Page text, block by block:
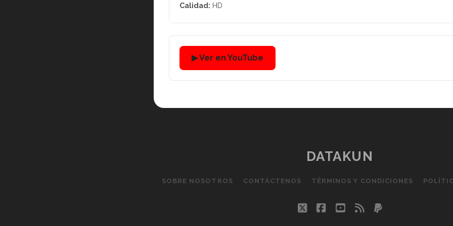
Calidad: HD
▶ Ver en YouTube
DATAKUN
SOBRE NOSOTROS CONTÁCTENOS TÉRMINOS Y CONDICIONES
twitterfacebook
youtube
rss paypal